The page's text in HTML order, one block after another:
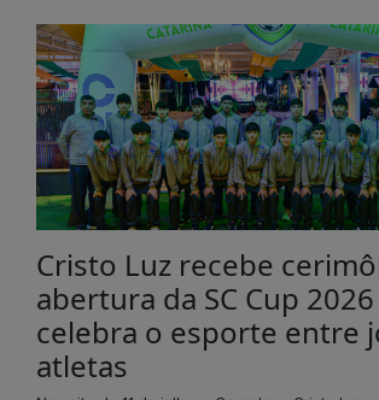
Cristo Luz recebe
abertura da SC Cup
celebra o esporte entre
atletas